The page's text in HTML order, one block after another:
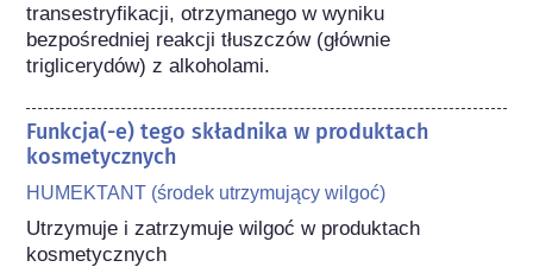
transestryfikacji, otrzymanego w wyniku
bezpośredniej reakcji tłuszczów (głównie
triglicerydów) z alkoholami.
Funkcja(-e) tego składnika w produktach
kosmetycznych
HUMEKTANT (środek utrzymujący wilgoć)
Utrzymuje i zatrzymuje wilgoć w produktach
kosmetycznych